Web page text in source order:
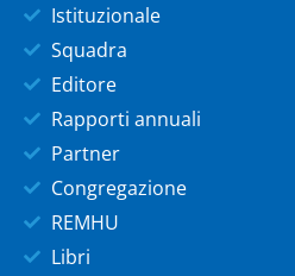
Istituzionale
Squadra
Editore
Rapporti annuali
Partner
Congregazione
REMHU
Libri